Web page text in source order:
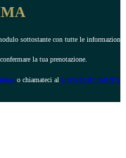
sottostante con tutte le informazioni
la tua prenotazione.
o chiamateci al (+39) 02 87 368 972